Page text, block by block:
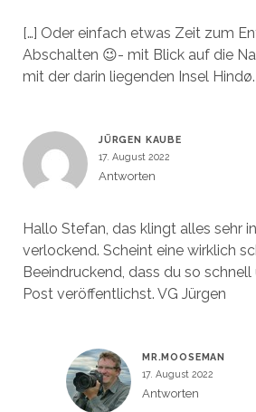
[…] Oder einfach etwas Zeit zum
Abschalten 😉- mit Blick auf die
mit der darin liegenden Insel Hindø.
JÜRGEN KAUBE
17. August 2022
Antworten
Hallo Stefan, das klingt alles sehr
verlockend. Scheint eine wirklich
Beeindruckend, dass du so
Post veröffentlichst. VG Jürgen
MR.MOOSEMAN
17. August 2022
Antworten